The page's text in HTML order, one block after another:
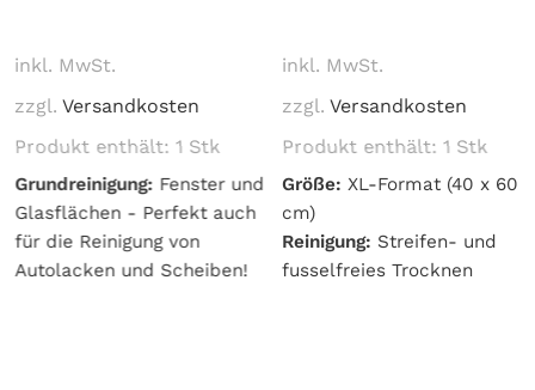
inkl. MwSt.
zzgl.Versandkosten
Produkt enthält: 1Stk
Grundreinigung:Fenster und
Glasflächen - Perfekt auch
für die Reinigung von
Autolacken und Scheiben!
inkl. MwSt.
zzgl.Versandkosten
Produkt enthält: 1Stk
Größe:XL-Format (40 x 60
cm)
Reinigung:Streifen- und
fusselfreies Trocknen